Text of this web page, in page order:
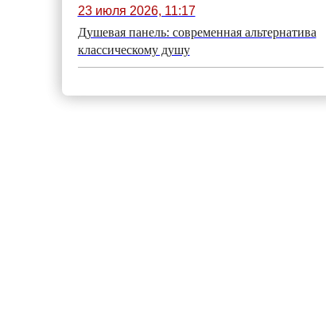
23 июля 2026, 11:17
Душевая панель: современная альтернатива
классическому душу